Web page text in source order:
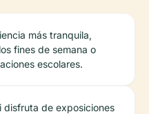
más tranquila,
fines de semana o
escolares.
disfruta de exposiciones